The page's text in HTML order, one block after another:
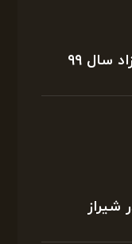
سال ۹۹
شیراز